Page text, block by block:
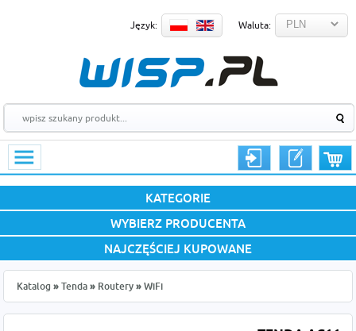
Język: Waluta:
KATEGORIE
WYBIERZ PRODUCENTA
NAJCZĘŚCIEJ KUPOWANE
Katalog » Tenda » Routery » WiFi